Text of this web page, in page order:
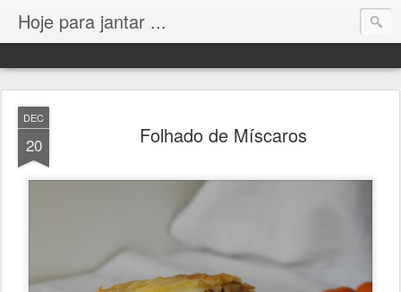
Hoje para jantar ...
DEC
20 Folhado de Míscaros